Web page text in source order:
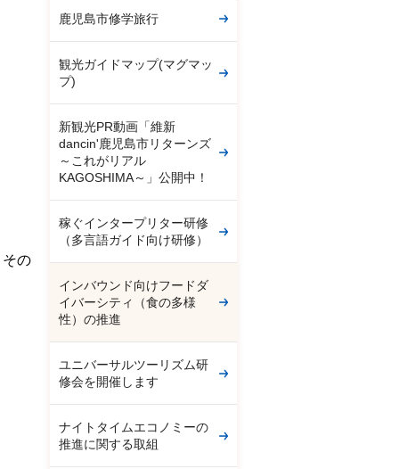
の
鹿児島市修学旅行
観光ガイドマップ(マグマッ
プ)
新観光PR動画「維新
dancin'鹿児島市リターンズ
～これがリアル
KAGOSHIMA～」公開中！
稼ぐインタープリター研修
（多言語ガイド向け研修）
インバウンド向けフードダ
イバーシティ（食の多様
性）の推進
ユニバーサルツーリズム研
修会を開催します
ナイトタイムエコノミーの
推進に関する取組